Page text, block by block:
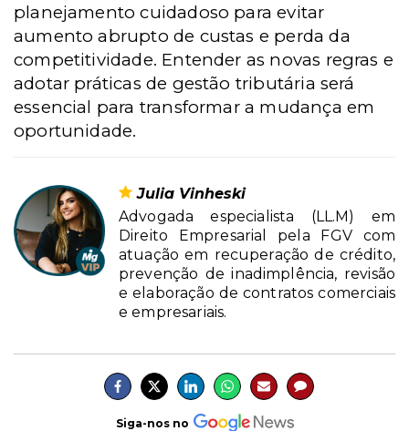
planejamento cuidadoso para evitar
aumento abrupto de custas e perda da
competitividade. Entender as novas regras e
adotar práticas de gestão tributária será
essencial para transformar a mudança em
oportunidade.
Julia Vinheski
Advogada especialista (LL.M) em
Direito Empresarial pela FGV com
atuação em recuperação de crédito,
prevenção de inadimplência, revisão
e elaboração de contratos comerciais
e empresariais.
Siga-nos no